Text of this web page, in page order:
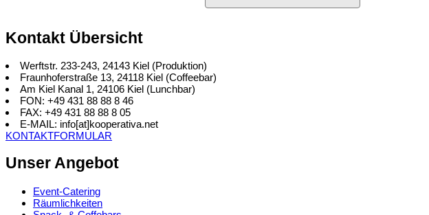
Kontakt Übersicht
Werftstr. 233-243, 24143 Kiel (Produktion)
Fraunhoferstraße 13, 24118 Kiel (Coffeebar)
Am Kiel Kanal 1, 24106 Kiel (Lunchbar)
FON: +49 431 88 88 8 46
FAX: +49 431 88 88 8 05
E-MAIL: info[at]kooperativa.net
KONTAKTFORMULAR
Unser Angebot
Event-Catering
Räumlichkeiten